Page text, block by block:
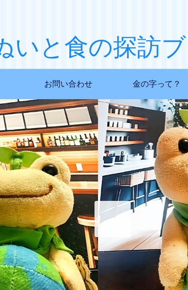
いと食の探訪
お問い合わせ 金の字って？